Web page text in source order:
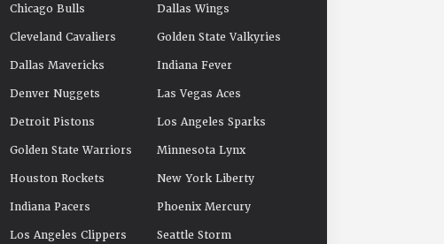
Chicago Bulls
Cleveland Cavaliers
Dallas Mavericks
Denver Nuggets
Detroit Pistons
Golden State Warriors
Houston Rockets
Indiana Pacers
Los Angeles Clippers
Dallas Wings
Golden State Valkyries
Indiana Fever
Las Vegas Aces
Los Angeles Sparks
Minnesota Lynx
New York Liberty
Phoenix Mercury
Seattle Storm